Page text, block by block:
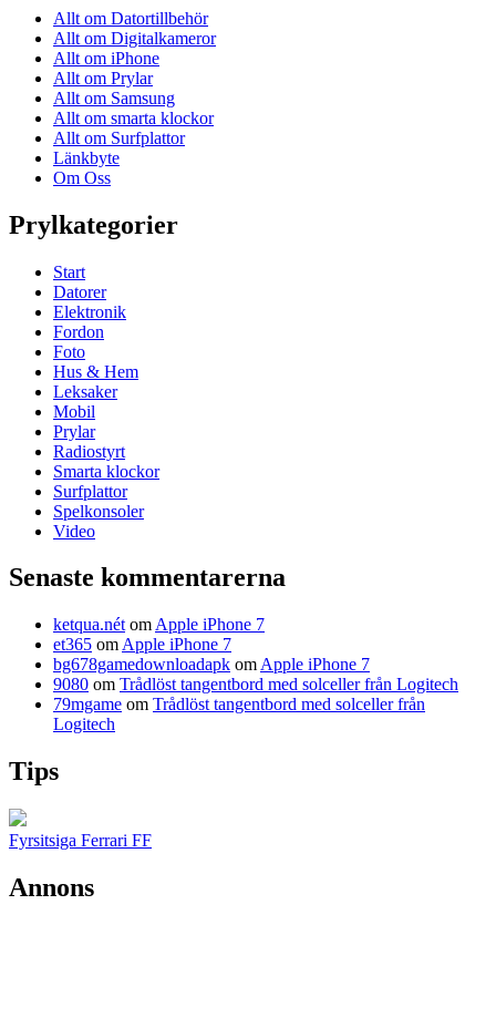
Allt om Datortillbehör
Allt om Digitalkameror
Allt om iPhone
Allt om Prylar
Allt om Samsung
Allt om smarta klockor
Allt om Surfplattor
Länkbyte
Om Oss
Prylkategorier
Start
Datorer
Elektronik
Fordon
Foto
Hus & Hem
Leksaker
Mobil
Prylar
Radiostyrt
Smarta klockor
Surfplattor
Spelkonsoler
Video
Senaste kommentarerna
ketqua.nét om Apple iPhone 7
et365 om Apple iPhone 7
bg678gamedownloadapk om Apple iPhone 7
9080 om Trådlöst tangentbord med solceller från Logitech
79mgame om Trådlöst tangentbord med solceller från
Logitech
Tips
Fyrsitsiga Ferrari FF
Annons